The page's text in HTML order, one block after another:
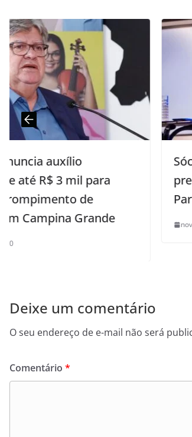
Sócio de Elon Musk na
presença confirmada no
Paraíba 2025
novembro 17, 2025
Deixe um comentário
O seu endereço de e-mail não será
Comentário *